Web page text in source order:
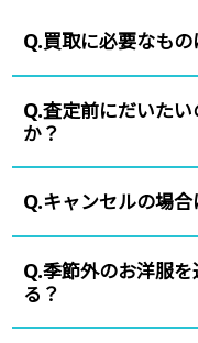
Q.買取に必要なも
Q.査定前にだいた
か？
Q.キャンセルの場
Q.季節外のお洋服
る？